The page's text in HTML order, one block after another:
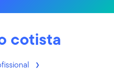
cotista